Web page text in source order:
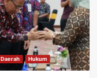
Daerah Hukum